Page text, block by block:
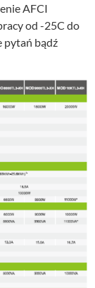
AFCI
od -25C do
pytań bądź